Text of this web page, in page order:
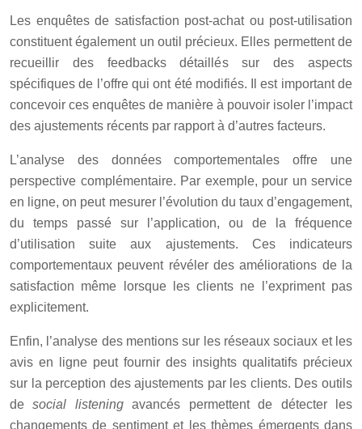
Les enquêtes de satisfaction post-achat ou post-utilisation
constituent également un outil précieux. Elles permettent de
recueillir des feedbacks détaillés sur des aspects
spécifiques de l’offre qui ont été modifiés. Il est important de
concevoir ces enquêtes de manière à pouvoir isoler l’impact
des ajustements récents par rapport à d’autres facteurs.
L’analyse des données comportementales offre une
perspective complémentaire. Par exemple, pour un service
en ligne, on peut mesurer l’évolution du taux d’engagement,
du temps passé sur l’application, ou de la fréquence
d’utilisation suite aux ajustements. Ces indicateurs
comportementaux peuvent révéler des améliorations de la
satisfaction même lorsque les clients ne l’expriment pas
explicitement.
Enfin, l’analyse des mentions sur les réseaux sociaux et les
avis en ligne peut fournir des insights qualitatifs précieux
sur la perception des ajustements par les clients. Des outils
desocial listeningavancés permettent de détecter les
changements de sentiment et les thèmes émergents dans